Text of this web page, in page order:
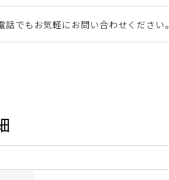
話でもお気軽にお問い合わせください。